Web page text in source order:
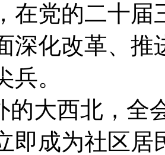
在党的二十
深化改革、推
兵。
的大西北，全
即成为社区居